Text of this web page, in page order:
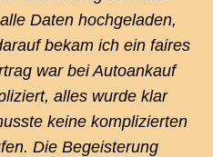
Daten hochgeladen,
bekam ich ein faires
war bei Autoankauf
alles wurde klar
keine komplizierten
Die Begeisterung